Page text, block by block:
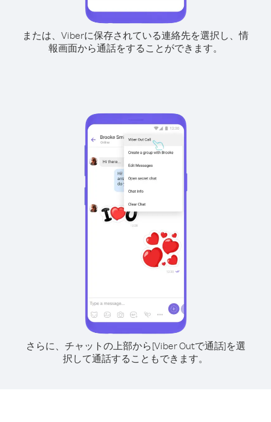
または、Viberに保存されている連絡先を選択し、情
報画面から通話をすることができます。
さらに、チャットの上部から[Viber Outで通話]を選
択して通話することもできます。